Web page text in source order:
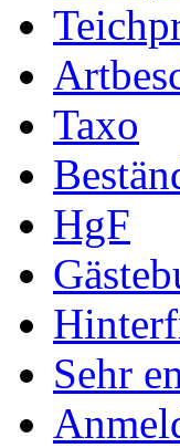
Taxo
HgF
Sehr